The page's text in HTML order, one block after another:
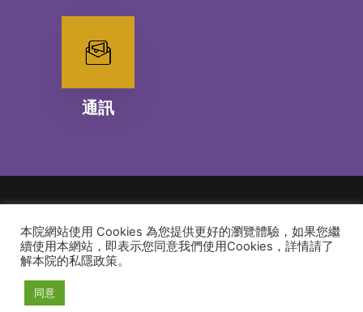
通訊
© 2026 建道神學院Alliance Bible Seminary. All rights reserved
本院網站使用 Cookies 為您提供更好的瀏覽體驗，如果您繼
續使用本網站，即表示您同意我們使用Cookies，詳情請了
解本院的私隱政策。
同意